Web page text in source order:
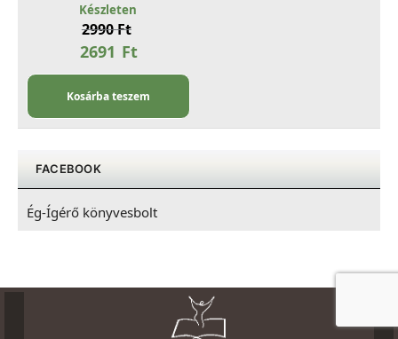
Készleten
2990Ft
2691 Ft
Kosárba teszem
FACEBOOK
Ég-Ígérő könyvesbolt